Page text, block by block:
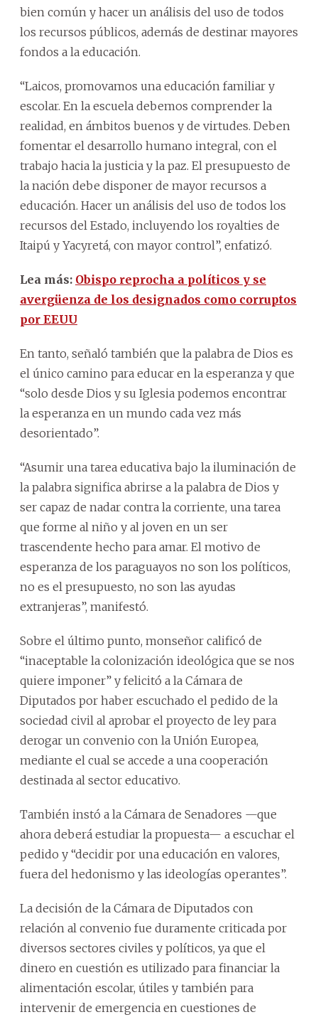
bien común y hacer un análisis del uso de todos
los recursos públicos, además de destinar mayores
fondos a la educación.
“Laicos, promovamos una educación familiar y
escolar. En la escuela debemos comprender la
realidad, en ámbitos buenos y de virtudes. Deben
fomentar el desarrollo humano integral, con el
trabajo hacia la justicia y la paz. El presupuesto de
la nación debe disponer de mayor recursos a
educación. Hacer un análisis del uso de todos los
recursos del Estado, incluyendo los royalties de
Itaipú y Yacyretá, con mayor control”, enfatizó.
Lea más: Obispo reprocha a políticos y se
avergüenza de los designados como corruptos
por EEUU
En tanto, señaló también que la palabra de Dios es
el único camino para educar en la esperanza y que
“solo desde Dios y su Iglesia podemos encontrar
la esperanza en un mundo cada vez más
desorientado”.
“Asumir una tarea educativa bajo la iluminación de
la palabra significa abrirse a la palabra de Dios y
ser capaz de nadar contra la corriente, una tarea
que forme al niño y al joven en un ser
trascendente hecho para amar. El motivo de
esperanza de los paraguayos no son los políticos,
no es el presupuesto, no son las ayudas
extranjeras”, manifestó.
Sobre el último punto, monseñor calificó de
“inaceptable la colonización ideológica que se nos
quiere imponer” y felicitó a la Cámara de
Diputados por haber escuchado el pedido de la
sociedad civil al aprobar el proyecto de ley para
derogar un convenio con la Unión Europea,
mediante el cual se accede a una cooperación
destinada al sector educativo.
También instó a la Cámara de Senadores —que
ahora deberá estudiar la propuesta— a escuchar el
pedido y “decidir por una educación en valores,
fuera del hedonismo y las ideologías operantes”.
La decisión de la Cámara de Diputados con
relación al convenio fue duramente criticada por
diversos sectores civiles y políticos, ya que el
dinero en cuestión es utilizado para financiar la
alimentación escolar, útiles y también para
intervenir de emergencia en cuestiones de